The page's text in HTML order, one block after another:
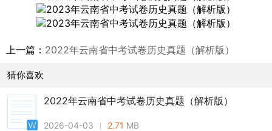
上一篇： 2022年云南省中考试卷历史真题（解析版）
猜你喜欢
2022年云南省中考试卷历史真题（解析版）
2026-04-03 2.71 MB